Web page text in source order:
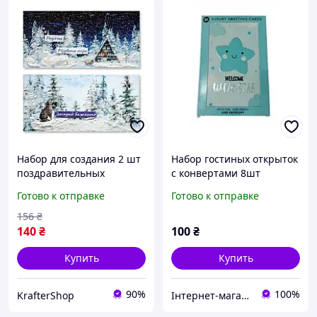
Набор для создания 2 шт
поздравительных
"Зимние сказки" FDGCK-
048, 20 см х 10 см
Готово к отправке
140₴
156 ₴
Купить
KrafterShop 90%
Набор гостиных открыток
с конвертами 8шт
Готово к отправке
100₴
Купить
Інтернет-магазин ,,СТОК'' 100%